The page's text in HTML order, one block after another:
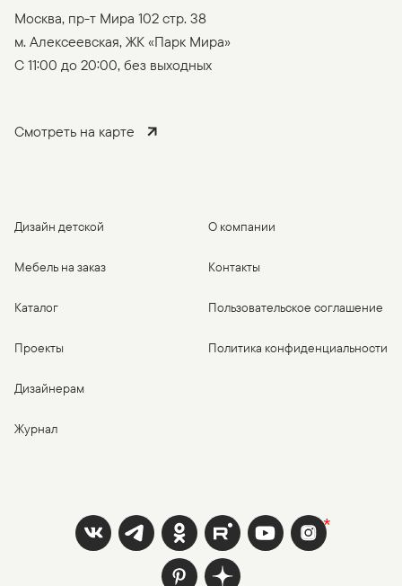
Москва, пр-т Мира 102 стр. 38
м. Алексеевская, ЖК «Парк Мира»
C 11:00 до 20:00, без выходных
Смотреть на карте
Дизайн детской
Мебель на заказ
Каталог
Проекты
Дизайнерам
Журнал
О компании
Контакты
Пользовательское соглашение
Политика конфиденциальности